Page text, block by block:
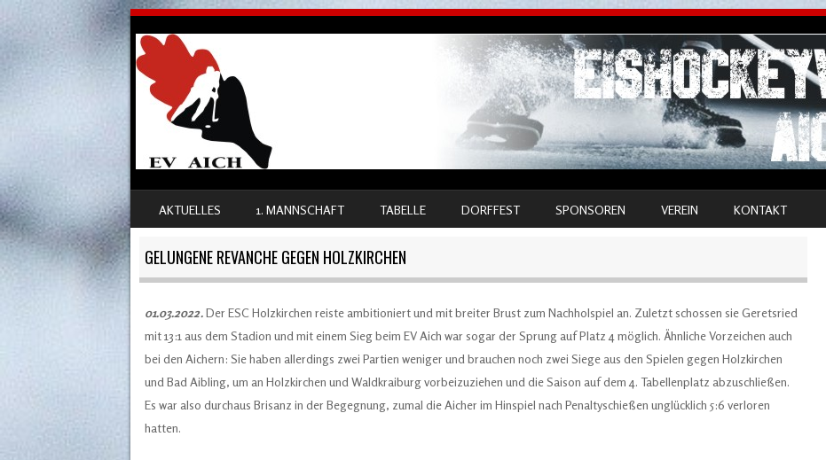
MENU
AKTUELLES 1. MANNSCHAFT TABELLE DORFFEST SPONSOREN VEREIN KONTAKT
GELUNGENE REVANCHE GEGEN HOLZKIRCHEN
01.03.2022.Der ESC Holzkirchen reiste ambitioniert und mit breiter Brust zum Nachholspiel an. Zuletzt schossen sie Geretsried
mit 13:1 aus dem Stadion und mit einem Sieg beim EV Aich war sogar der Sprung auf Platz 4 möglich. Ähnliche Vorzeichen auch
bei den Aichern: Sie haben allerdings zwei Partien weniger und brauchen noch zwei Siege aus den Spielen gegen Holzkirchen
und Bad Aibling, um an Holzkirchen und Waldkraiburg vorbeizuziehen und die Saison auf dem 4. Tabellenplatz abzuschließen.
Es war also durchaus Brisanz in der Begegnung, zumal die Aicher im Hinspiel nach Penaltyschießen unglücklich 5:6 verloren
hatten.